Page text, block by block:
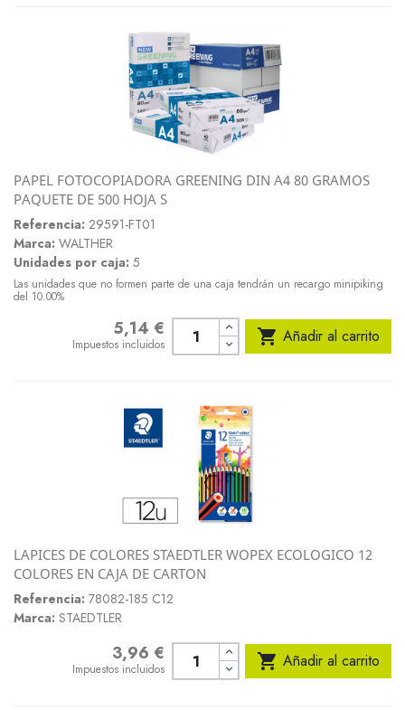
PAPEL FOTOCOPIADORA GREENING DIN A4 80 GRAMOS
PAQUETE DE 500 HOJA S
Referencia: 29591-FT01
Marca: WALTHER
Unidades por caja: 5
Las unidades que no formen parte de una caja tendrán un recargo minipiking
del 10.00%
5,14 €
Impuestos incluidos  Añadir al carrito
LAPICES DE COLORES STAEDTLER WOPEX ECOLOGICO 12
COLORES EN CAJA DE CARTON
Referencia: 78082-185 C12
Marca: STAEDTLER
3,96 €
Impuestos incluidos  Añadir al carrito